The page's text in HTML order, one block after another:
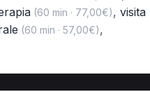
(60 min · 77,00€), visita
(60 min · 57,00€),